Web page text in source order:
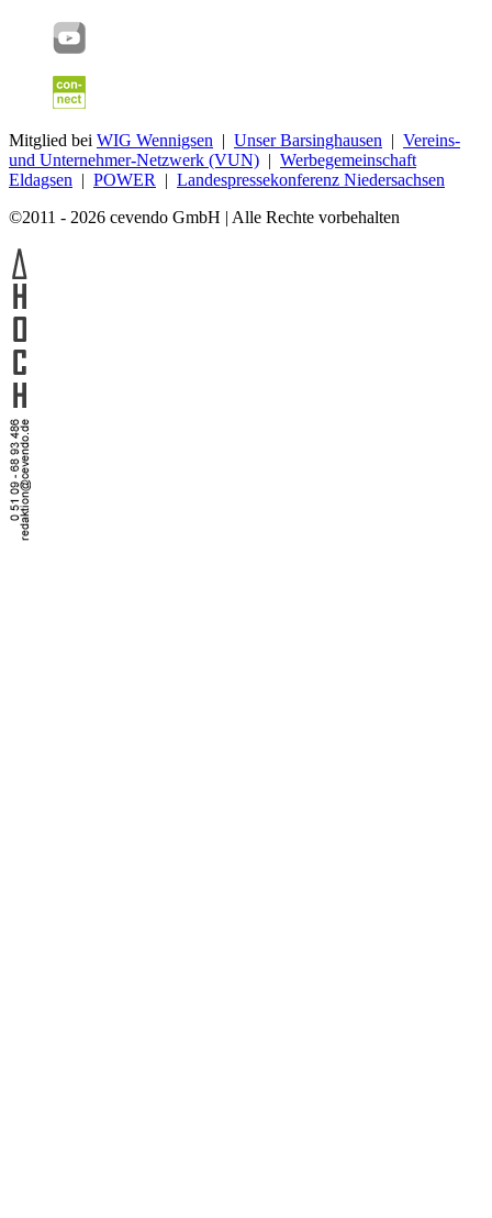
Mitglied bei WIG Wennigsen | Unser Barsinghausen | Vereins-
und Unternehmer-Netzwerk (VUN) | Werbegemeinschaft
Eldagsen | POWER | Landespressekonferenz Niedersachsen
©2011 - 2026 cevendo GmbH | Alle Rechte vorbehalten